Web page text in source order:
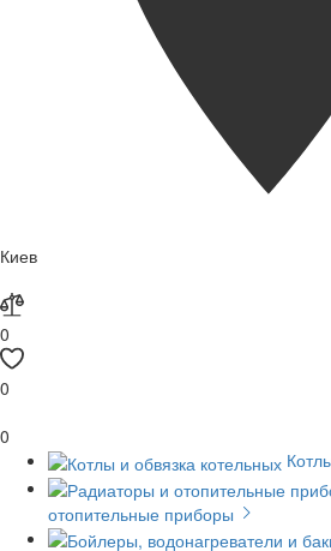
Киев
0
0
0
отопительные приборы